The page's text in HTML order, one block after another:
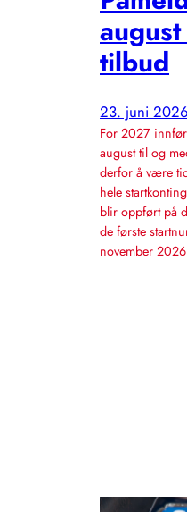
tilbud
23. juni 2026
For 2027
august til og
derfor å være
hele
blir oppført på
de første
november